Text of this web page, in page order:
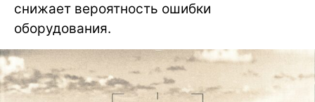
снижает вероятность ошибки
оборудования.